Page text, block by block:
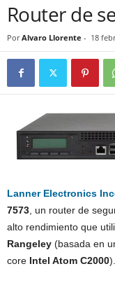
Router de
Por Alvaro Llorente - 18
Lanner Electronics
7573 , un router de
alto rendimiento que
Rangeley (basada en
core Intel Atom C2000).